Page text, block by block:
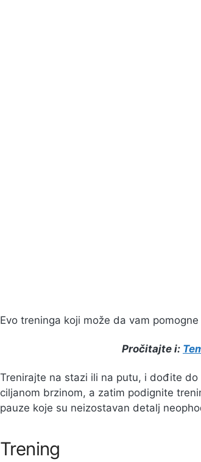
Evo treninga koji može da vam
Pročitajte i:
Trenirajte na stazi ili na putu, i dođite
ciljanom brzinom, a zatim podignite
pauze koje su neizostavan detalj
Trening